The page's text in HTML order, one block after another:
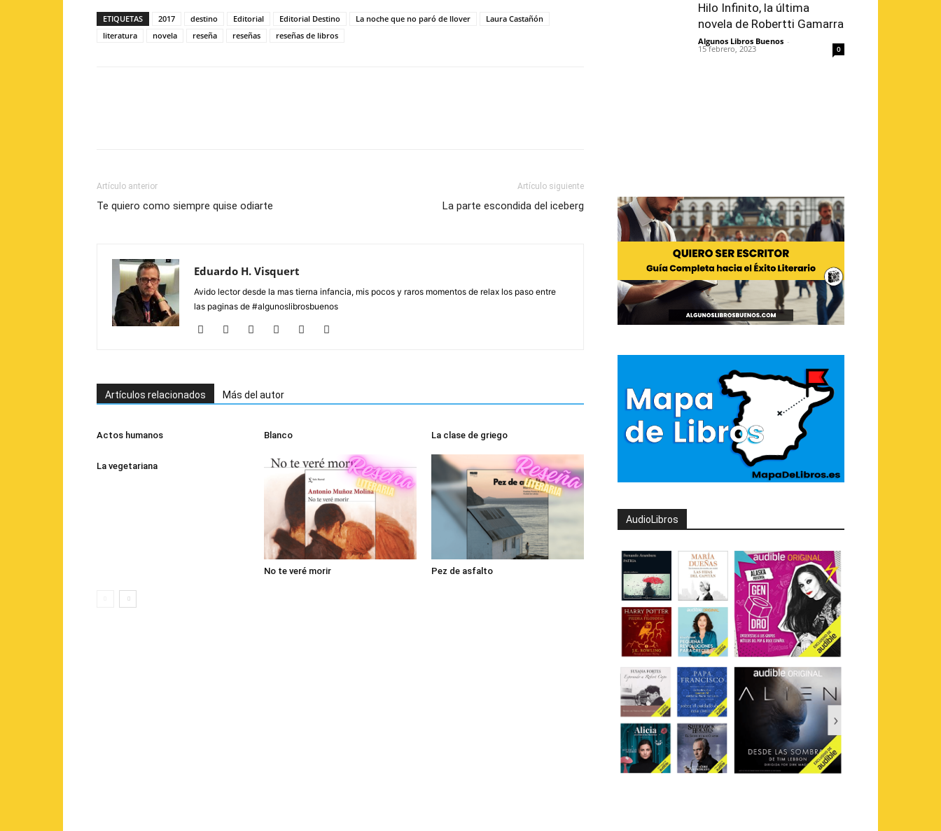
ETIQUETAS 2017 destino Editorial Editorial Destino La noche que no paró de llover
Laura Castañón
literatura
novela reseña reseñas reseñas de libros
Artículo anterior
Te quiero como siempre quise odiarte
Artículo siguiente
La parte escondida del iceberg
Eduardo H. Visquert
Avido lector desde la mas tierna infancia, mis pocos y raros momentos de relax los paso entre
las paginas de #algunoslibrosbuenos
Artículos relacionados Más del autor
Actos humanos Blanco La clase de griego
La vegetariana
No te veré morir Pez de asfalto
Hilo Infinito, la última
novela de Robertti Gamarra
Algunos Libros Buenos -
15 febrero, 2023 0
AudioLibros